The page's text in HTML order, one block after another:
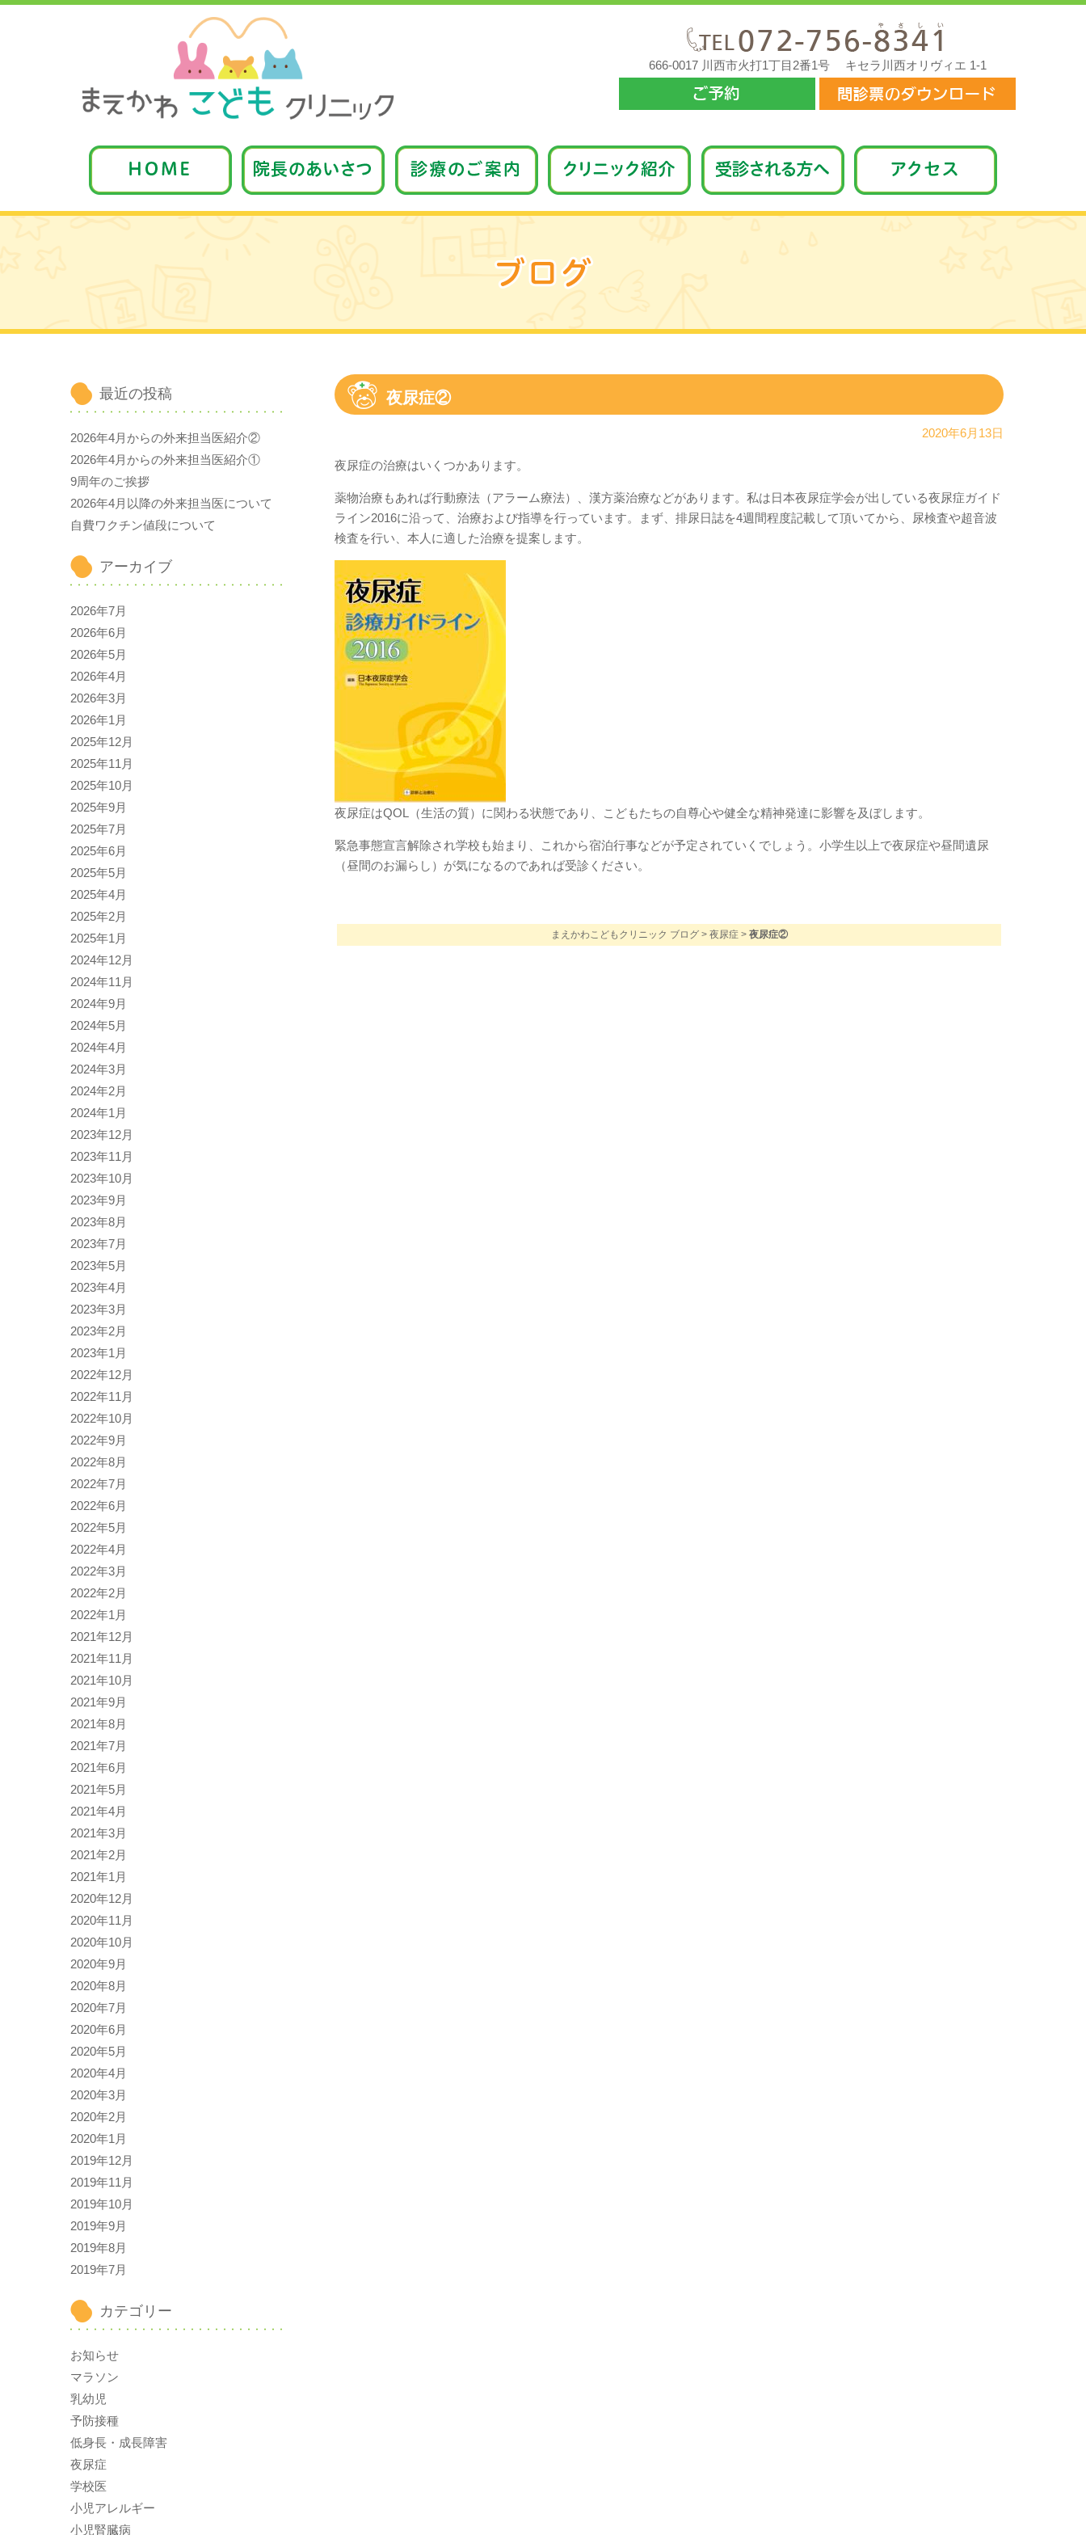
666-0017 川西市火打1丁目2番1号 キセラ川西オリヴィエ 1-1
夜尿症②
2020年6月13日
夜尿症の治療はいくつかあります。
薬物治療もあれば行動療法（アラーム療法）、漢方薬治療などがあります。私は日本夜尿症学会が出している夜尿症ガイド
ライン2016に沿って、治療および指導を行っています。まず、排尿日誌を4週間程度記載して頂いてから、尿検査や超音波
検査を行い、本人に適した治療を提案します。
夜尿症はQOL（生活の質）に関わる状態であり、こどもたちの自尊心や健全な精神発達に影響を及ぼします。
緊急事態宣言解除され学校も始まり、これから宿泊行事などが予定されていくでしょう。小学生以上で夜尿症や昼間遺尿
（昼間のお漏らし）が気になるのであれば受診ください。
まえかわこどもクリニック ブログ> 夜尿症 > 夜尿症②
最近の投稿
2026年4月からの外来担当医紹介②
2026年4月からの外来担当医紹介①
9周年のご挨拶
2026年4月以降の外来担当医について
自費ワクチン値段について
アーカイブ
2026年7月
2026年6月
2026年5月
2026年4月
2026年3月
2026年1月
2025年12月
2025年11月
2025年10月
2025年9月
2025年7月
2025年6月
2025年5月
2025年4月
2025年2月
2025年1月
2024年12月
2024年11月
2024年9月
2024年5月
2024年4月
2024年3月
2024年2月
2024年1月
2023年12月
2023年11月
2023年10月
2023年9月
2023年8月
2023年7月
2023年5月
2023年4月
2023年3月
2023年2月
2023年1月
2022年12月
2022年11月
2022年10月
2022年9月
2022年8月
2022年7月
2022年6月
2022年5月
2022年4月
2022年3月
2022年2月
2022年1月
2021年12月
2021年11月
2021年10月
2021年9月
2021年8月
2021年7月
2021年6月
2021年5月
2021年4月
2021年3月
2021年2月
2021年1月
2020年12月
2020年11月
2020年10月
2020年9月
2020年8月
2020年7月
2020年6月
2020年5月
2020年4月
2020年3月
2020年2月
2020年1月
2019年12月
2019年11月
2019年10月
2019年9月
2019年8月
2019年7月
カテゴリー
お知らせ
マラソン
乳幼児
予防接種
低身長・成長障害
夜尿症
学校医
小児アレルギー
小児腎臓病